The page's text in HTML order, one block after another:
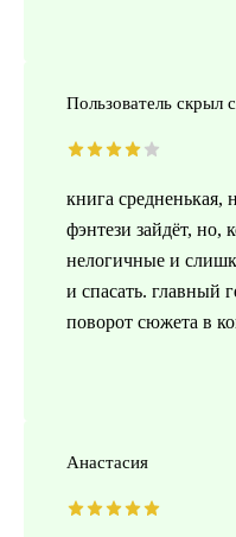
Пользователь скрыл
книга средненькая,
фэнтези зайдёт,
нелогичные и
и спасать. главный
поворот сюжета в
Анастасия